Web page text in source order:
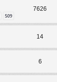
509
7626
14
6